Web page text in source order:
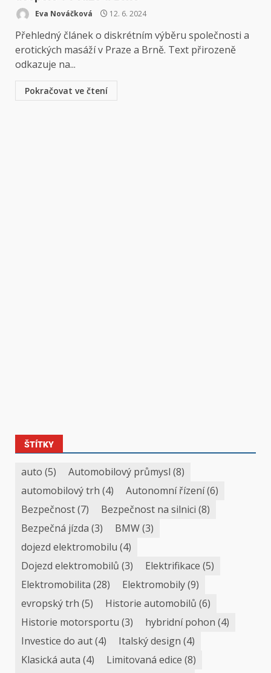
Eva Nováčková 12. 6. 2024
Přehledný článek o diskrétním výběru společnosti a
erotických masáží v Praze a Brně. Text přirozeně
odkazuje na...
Pokračovat ve čtení
ŠTÍTKY
auto (5) Automobilový průmysl (8)
automobilový trh (4) Autonomní řízení(6)
Bezpečnost(7) Bezpečnost na silnici (8)
Bezpečná jízda (3) BMW(3)
dojezd elektromobilu (4)
Dojezd elektromobilů (3) Elektrifikace (5)
Elektromobilita (28) Elektromobily(9)
evropský trh (5) Historie automobilů (6)
Historie motorsportu (3) hybridní pohon (4)
Investice do aut(4) Italský design (4)
Klasická auta (4) Limitovaná edice (8)